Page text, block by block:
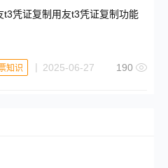
t3凭证复制用友t3凭证复制功能
知识 2025-06-27 190